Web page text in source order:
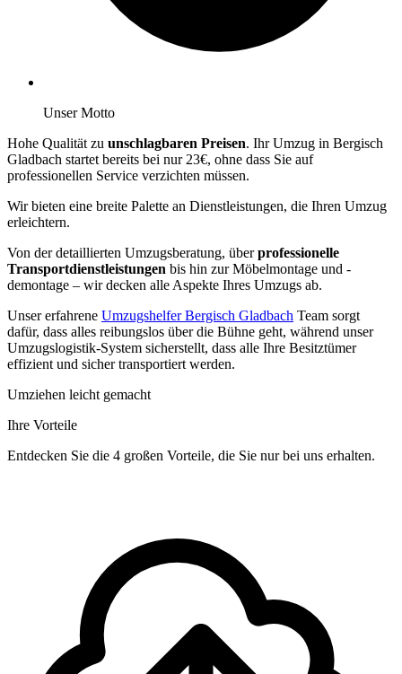
Unser Motto
Hohe Qualität zu unschlagbaren Preisen. Ihr Umzug in Bergisch
Gladbach startet bereits bei nur 23€, ohne dass Sie auf
professionellen Service verzichten müssen.
Wir bieten eine breite Palette an Dienstleistungen, die Ihren Umzug
erleichtern.
Von der detaillierten Umzugsberatung, überprofessionelle
Transportdienstleistungen bis hin zur Möbelmontage und -
demontage – wir decken alle Aspekte Ihres Umzugs ab.
Unser erfahrene Umzugshelfer Bergisch Gladbach Team sorgt
dafür, dass alles reibungslos über die Bühne geht, während unser
Umzugslogistik-System sicherstellt, dass alle Ihre Besitztümer
effizient und sicher transportiert werden.
Umziehen leicht gemacht
Ihre Vorteile
Entdecken Sie die 4 großen Vorteile, die Sie nur bei uns erhalten.